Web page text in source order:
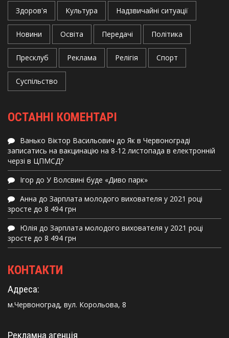
Здоров'я Культура Надзвичайні ситуації
Новини Освіта Передачі Політика
Пресклуб Реклама Релігія Спорт
Суспільство
ОСТАННІ КОМЕНТАРІ
Ванько Віктор Васильович до Як в Червонограді
записатись на вакцинацію на 8-12 листопада в електронній
черзі в ЦПМСД?
Ігор до У Волсвині буде «Диво парк»
Анна до Зарплата молодого вихователя у 2021 році
зросте до 8 494 грн
Юлія до Зарплата молодого вихователя у 2021 році
зросте до 8 494 грн
КОНТАКТИ
Адреса:
м.Червоноград, вул. Корольова, 8
Рекламна агенція